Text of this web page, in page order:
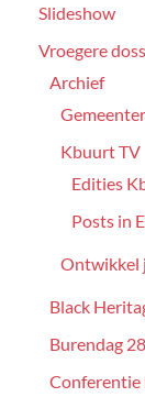
Slideshow
Vroegere
Archief
Kbuurt TV
Edities
Posts in
Ontwikkel
Black
Burendag
Conferentie